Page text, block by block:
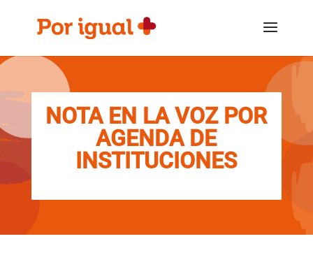
contenido
navegación
NOTA EN LA VOZ POR
AGENDA DE
INSTITUCIONES